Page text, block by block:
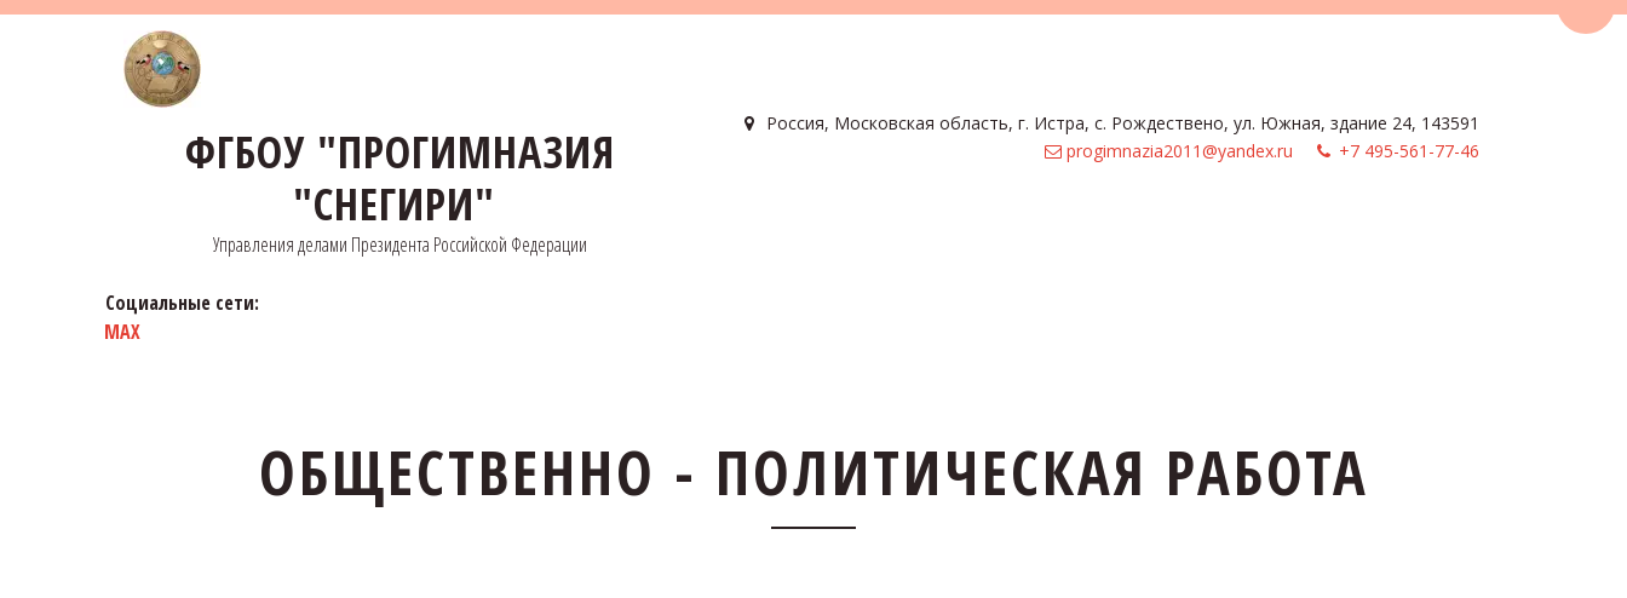
ФГБОУ "ПРОГИМНАЗИЯ
"СНЕГИРИ"
Управления делами Президента Российской Федерации
Социальные сети:
MAX
Россия, Московская область, г. Истра, с. Рождествено, ул. Южная, здание 24, 143591
+7 495-561-77-46
progimnazia2011@yandex.ru
ОБЩЕСТВЕННО - ПОЛИТИЧЕСКАЯ РАБОТА